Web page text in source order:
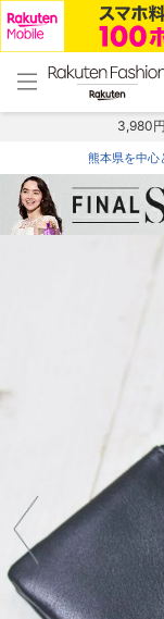
menu home
トップ
3,980
熊本県を中心